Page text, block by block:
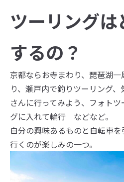
ツーリングは
するの？
京都ならお寺まわり、琵琶湖
り、瀬戸内で釣りツーリング
さんに行ってみよう、フォト
グに入れて輪行 などなど。
自分の興味あるものと自転車
行くのが楽しみの一つ。